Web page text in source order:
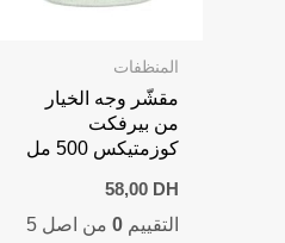
المنظفات
مقشّر وجه الخيار
من بيرفكت
كوزمتيكس 500 مل
58,00 DH
التقييم 0من اصل 5